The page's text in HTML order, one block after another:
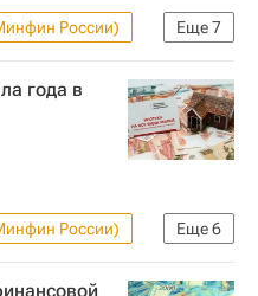
РФ
Еще7
России)
Хуснуллин
года в
Еще6
России)